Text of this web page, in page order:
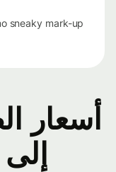
sneaky mark-up
إلى PHP اليوم